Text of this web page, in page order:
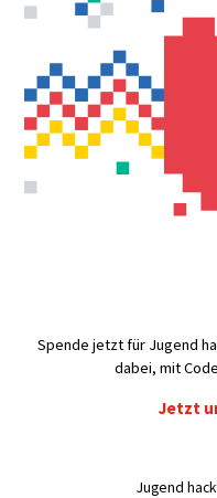
Spende jetzt für Jugend
dabei, mit
Jetzt
Jugend